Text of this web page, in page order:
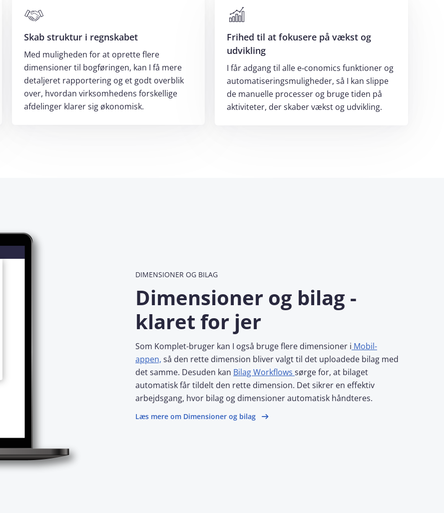
Skab struktur i regnskabet
Med muligheden for at oprette flere
dimensioner til bogføringen, kan I få mere
detaljeret rapportering og et godt overblik
over, hvordan virksomhedens forskellige
afdelinger klarer sig økonomisk.
Frihed til at fokusere på vækst og
udvikling
I får adgang til alle e‑conomics funktioner og
automatiseringsmuligheder, så I kan slippe
de manuelle processer og bruge tiden på
aktiviteter, der skaber vækst og udvikling.
DIMENSIONER OG BILAG
Dimensioner og bilag -
klaret for jer
Som Komplet-bruger kan I også bruge flere dimensioner i Mobil-
appen, så den rette dimension bliver valgt til det uploadede bilag med
det samme. Desuden kan Bilag Workflows sørge for, at bilaget
automatisk får tildelt den rette dimension. Det sikrer en effektiv
arbejdsgang, hvor bilag og dimensioner automatisk håndteres.
Læs mere om Dimensioner og bilag